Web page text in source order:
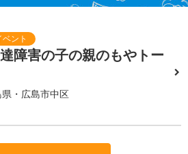
障害の子の親のもやトー
県・広島市中区